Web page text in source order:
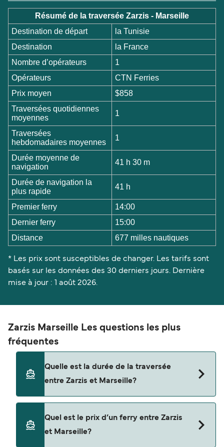
Résumé de la traversée Zarzis - Marseille
Destination de départ
la Tunisie
Destination
la France
Nombre d’opérateurs
1
Opérateurs
CTN Ferries
Prix moyen
$858
Traversées quotidiennes
moyennes
1
Traversées
hebdomadaires moyennes
1
Durée moyenne de
navigation
41 h 30 m
Durée de navigation la
plus rapide
41 h
Premier ferry
14:00
Dernier ferry
15:00
Distance
677 milles nautiques
* Les prix sont susceptibles de changer. Les tarifs sont
basés sur les données des 30 derniers jours. Dernière
mise à jour : 1 août 2026.
Zarzis Marseille Les questions les plus
fréquentes
Quelle est la durée de la traversée
entre Zarzis et Marseille?
d'environ 41 heures 30 minutes. La durée des
Quel est le prix d’un ferry entre Zarzis
et Marseille?